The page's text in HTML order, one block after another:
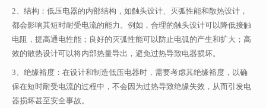
2、结构：低压电器的内部结构，如触头设计、灭弧性能和散热设计，
都会影响其短时耐受电流的能力。例如，合理的触头设计可以降低接触
电阻，提高通电性能；良好的灭弧性能可以防止电弧的产生和扩大；高
效的散热设计可以将内部热量导出，避免过热导致电器损坏。
3、绝缘裕度：在设计和制造低压电器时，需要考虑其绝缘裕度，以确
保在短时耐受电流的过程中，不会因为过热导致绝缘失效，从而引发电
器损坏甚至安全事故。